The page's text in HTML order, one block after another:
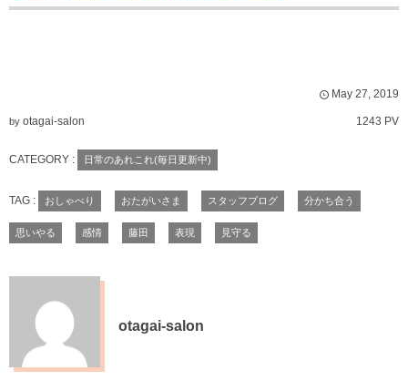
May 27, 2019
by otagai-salon 1243 PV
CATEGORY : 日常のあれこれ(毎日更新中)
TAG : おしゃべり おたがいさま スタッフブログ 分かち合う
思いやる 感情 藤田 表現 見守る
otagai-salon